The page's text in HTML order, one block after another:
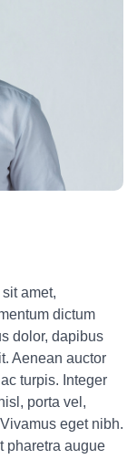
amet,
dictum
dolor, dapibus
Aenean auctor
turpis. Integer
porta vel,
eget nibh.
pharetra augue